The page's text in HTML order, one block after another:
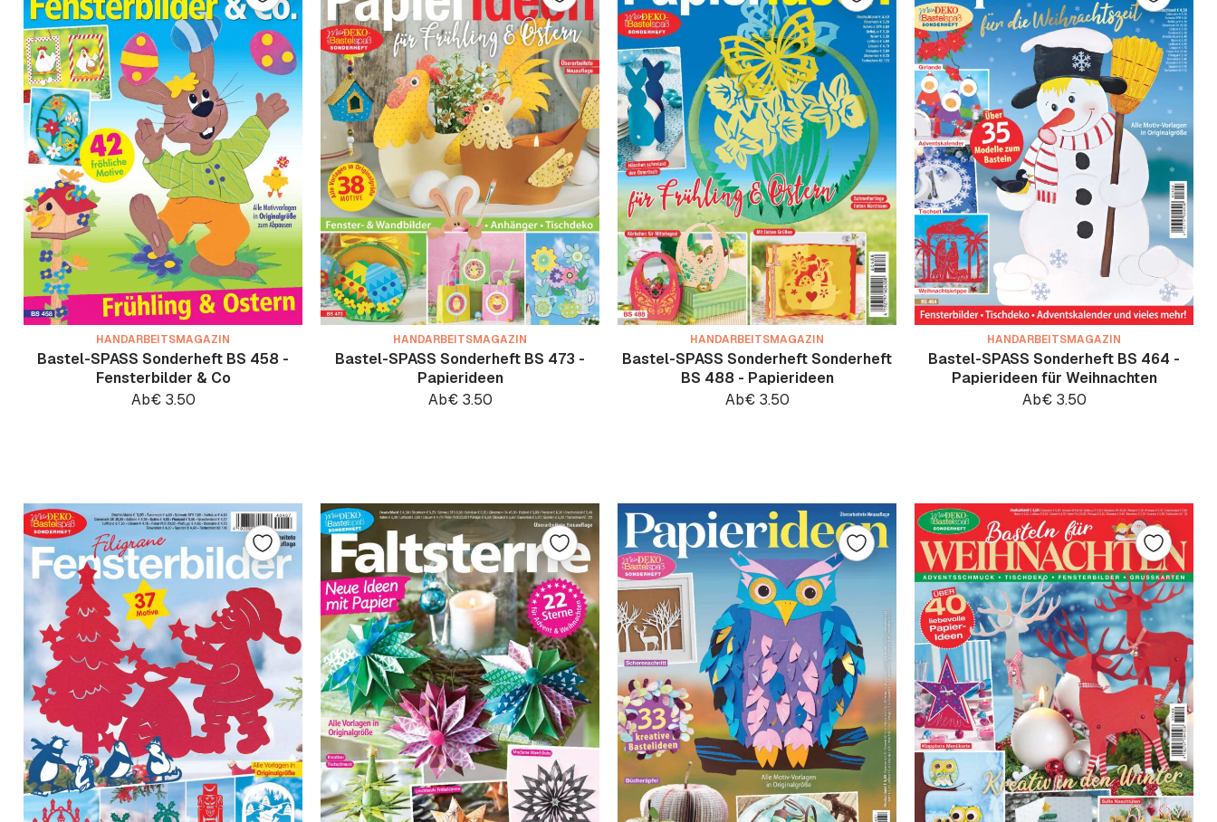
HANDARBEITSMAGAZIN
Bastel-SPASS Sonderheft BS 458 -
Fensterbilder & Co
Ab€3.50
HANDARBEITSMAGAZIN
Bastel-SPASS Sonderheft BS 473 -
Papierideen
Ab€3.50
HANDARBEITSMAGAZIN
Bastel-SPASS Sonderheft Sonderheft
BS 488 - Papierideen
Ab€3.50
HANDARBEITSMAGAZIN
Bastel-SPASS Sonderheft BS 464 -
Papierideen für Weihnachten
Ab€3.50